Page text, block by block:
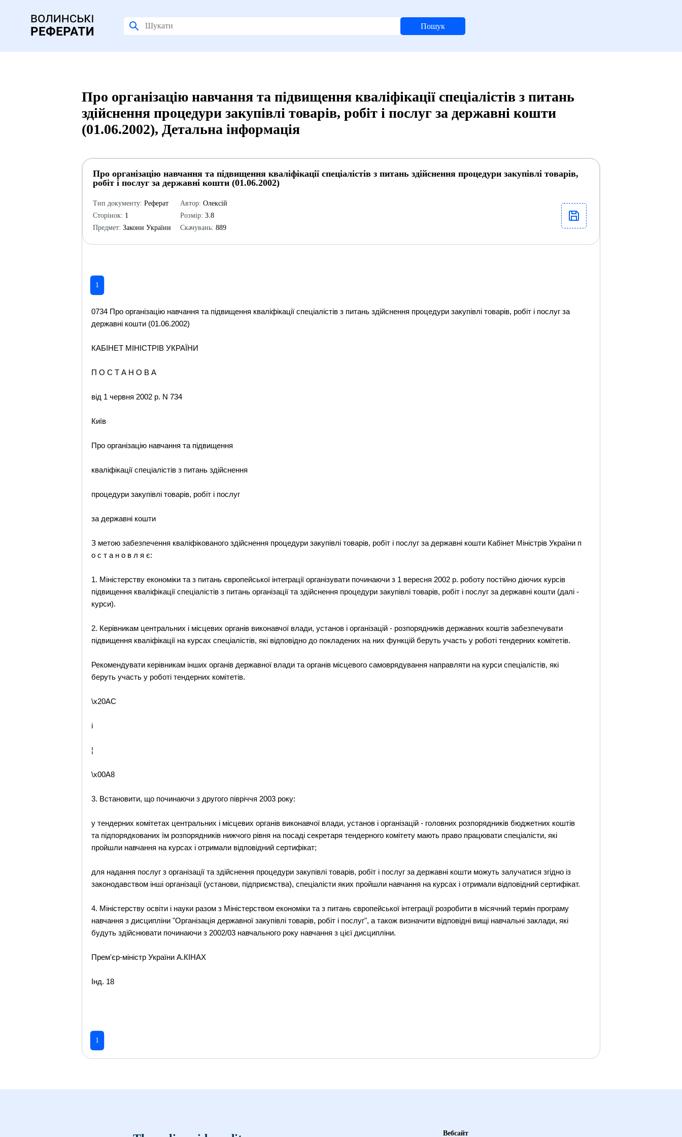
Пошук
Про організацію навчання та підвищення кваліфікації спеціалістів з питань
здійснення процедури закупівлі товарів, робіт і послуг за державні кошти
(01.06.2002), Детальна інформація
Про організацію навчання та підвищення кваліфікації спеціалістів з питань здійснення процедури закупівлі товарів,
робіт і послуг за державні кошти (01.06.2002)
Тип документу: Реферат
Сторінок: 1
Предмет: Закони України
Автор: Олексій
Розмір: 3.8
Скачувань: 889
1
0734 Про організацію навчання та підвищення кваліфікації спеціалістів з питань здійснення процедури закупівлі товарів, робіт і послуг за
державні кошти (01.06.2002)
КАБІНЕТ МІНІСТРІВ УКРАЇНИ
П О С Т А Н О В А
від 1 червня 2002 р. N 734
Київ
Про організацію навчання та підвищення
кваліфікації спеціалістів з питань здійснення
процедури закупівлі товарів, робіт і послуг
за державні кошти
З метою забезпечення кваліфікованого здійснення процедури закупівлі товарів, робіт і послуг за державні кошти Кабінет Міністрів України п
о с т а н о в л я є:
1. Міністерству економіки та з питань європейської інтеграції організувати починаючи з 1 вересня 2002 р. роботу постійно діючих курсів
підвищення кваліфікації спеціалістів з питань організації та здійснення процедури закупівлі товарів, робіт і послуг за державні кошти (далі -
курси).
2. Керівникам центральних і місцевих органів виконавчої влади, установ і організацій - розпорядників державних коштів забезпечувати
підвищення кваліфікації на курсах спеціалістів, які відповідно до покладених на них функцій беруть участь у роботі тендерних комітетів.
Рекомендувати керівникам інших органів державної влади та органів місцевого самоврядування направляти на курси спеціалістів, які
беруть участь у роботі тендерних комітетів.
\x20AC
i
¦
\x00A8
3. Встановити, що починаючи з другого півріччя 2003 року:
у тендерних комітетах центральних і місцевих органів виконавчої влади, установ і організацій - головних розпорядників бюджетних коштів
та підпорядкованих їм розпорядників нижчого рівня на посаді секретаря тендерного комітету мають право працювати спеціалісти, які
пройшли навчання на курсах і отримали відповідний сертифікат;
для надання послуг з організації та здійснення процедури закупівлі товарів, робіт і послуг за державні кошти можуть залучатися згідно із
законодавством інші організації (установи, підприємства), спеціалісти яких пройшли навчання на курсах і отримали відповідний сертифікат.
4. Міністерству освіти і науки разом з Міністерством економіки та з питань європейської інтеграції розробити в місячний термін програму
навчання з дисципліни "Організація державної закупівлі товарів, робіт і послуг", а також визначити відповідні вищі навчальні заклади, які
будуть здійснювати починаючи з 2002/03 навчального року навчання з цієї дисципліни.
Прем'єр-міністр України А.КІНАХ
Інд. 18
1
Вебсайт